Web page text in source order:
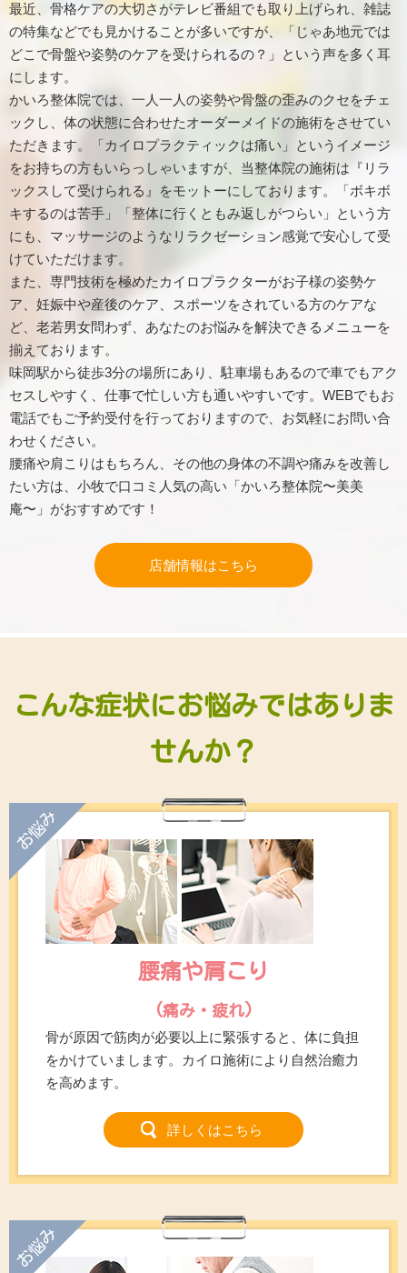
最近、骨格ケアの大切さがテレビ番組でも取り上げられ、雑誌
の特集などでも見かけることが多いですが、「じゃあ地元では
どこで骨盤や姿勢のケアを受けられるの？」という声を多く耳
にします。
かいろ整体院では、一人一人の姿勢や骨盤の歪みのクセをチェ
ックし、体の状態に合わせたオーダーメイドの施術をさせてい
ただきます。「カイロプラクティックは痛い」というイメージ
をお持ちの方もいらっしゃいますが、当整体院の施術は『リラ
ックスして受けられる』をモットーにしております。「ボキボ
キするのは苦手」「整体に行くともみ返しがつらい」という方
にも、マッサージのようなリラクゼーション感覚で安心して受
けていただけます。
また、専門技術を極めたカイロプラクターがお子様の姿勢ケ
ア、妊娠中や産後のケア、スポーツをされている方のケアな
ど、老若男女問わず、あなたのお悩みを解決できるメニューを
揃えております。
味岡駅から徒歩3分の場所にあり、駐車場もあるので車でもアク
セスしやすく、仕事で忙しい方も通いやすいです。WEBでもお
電話でもご予約受付を行っておりますので、お気軽にお問い合
わせください。
腰痛や肩こりはもちろん、その他の身体の不調や痛みを改善し
たい方は、小牧で口コミ人気の高い「かいろ整体院〜美美
庵〜」がおすすめです！
店舗情報はこちら
こんな症状にお悩みではありま
せんか？
お悩み
腰痛や肩こり
(痛み・疲れ)
骨が原因で筋肉が必要以上に緊張すると、体に負担
をかけていまします。カイロ施術により自然治癒力
を高めます。
詳しくはこちら
お悩み